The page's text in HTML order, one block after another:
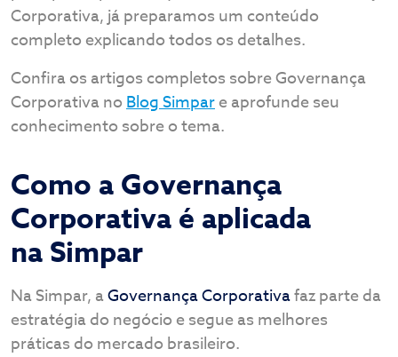
Corporativa, já preparamos um conteúdo
completo explicando todos os detalhes.
Confira os artigos completos sobre Governança
Corporativa noBlog Simpare aprofunde seu
conhecimento sobre o tema.
Como a Governança
Corporativa é aplicada
na Simpar
Na Simpar, aGovernança Corporativafaz parte da
estratégia do negócio e segue as melhores
práticas do mercado brasileiro.